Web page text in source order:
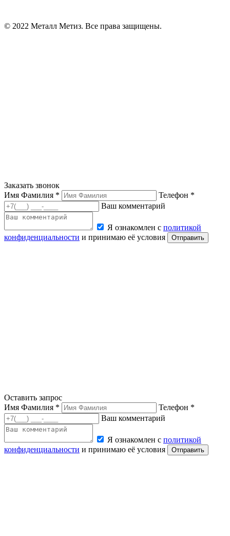
© 2022 Металл Метиз. Все права защищены.
Заказать звонок
Имя Фамилия *
Телефон *
Ваш комментарий
Я ознакомлен с политикой
конфиденциальности и принимаю её условия Отправить
Оставить запрос
Имя Фамилия *
Телефон *
Ваш комментарий
Я ознакомлен с политикой
конфиденциальности и принимаю её условия Отправить